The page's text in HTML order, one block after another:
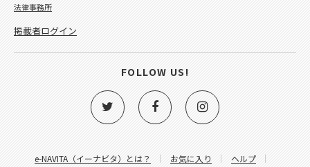
e-NAVITA（イーナビタ）とは？ お気に入り
ヘルプ
法律事務所
掲載者ログイン
FOLLOW US!